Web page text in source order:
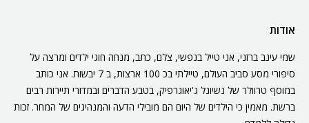
אודות
שמי עינב ברזני, אני טייל בנפשי, צלם, כתב, מנחה חוגי ילדים ומרצה על
סיפורי מסע סביב העולם, טיילתי בכ 100 ארצות, ב 7 יבשות. אני כותב
במוסף טרוולר של נשיונל ג'יאוגרפיק, בטבע הדברים ובמדורי תיירות רבים
ברשת. מאמין כי הילדים של היום הם מובילי הדעה והמנהיגים של המחר. זכות